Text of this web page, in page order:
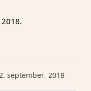
september, 2018